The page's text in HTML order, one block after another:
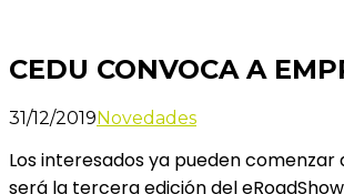
CEDU CONVOCA A
31/12/2019Novedades
Los interesados ya pueden
será la tercera edición del